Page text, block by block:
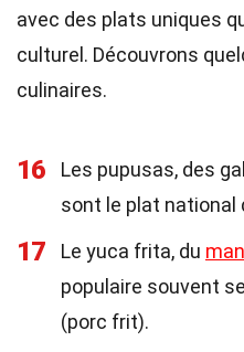
avec des plats uniques
culturel. Découvrons
culinaires.
16
Les pupusas, des
sont le plat national
17 Le yuca frita, du
populaire souvent
(porc frit).